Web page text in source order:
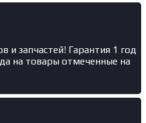
и запчастей! Гарантия 1 год
на товары отмеченные на